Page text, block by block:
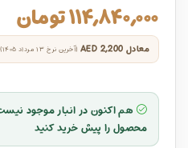
۱۱۴,۸۴۰,۰۰۰تومان
معادل AED 2,200 (آخرین نرخ ۱۳ مرداد ۱۴۰۵)
هم اکنون در انبار موجود
محصول را پیش خرید کنید